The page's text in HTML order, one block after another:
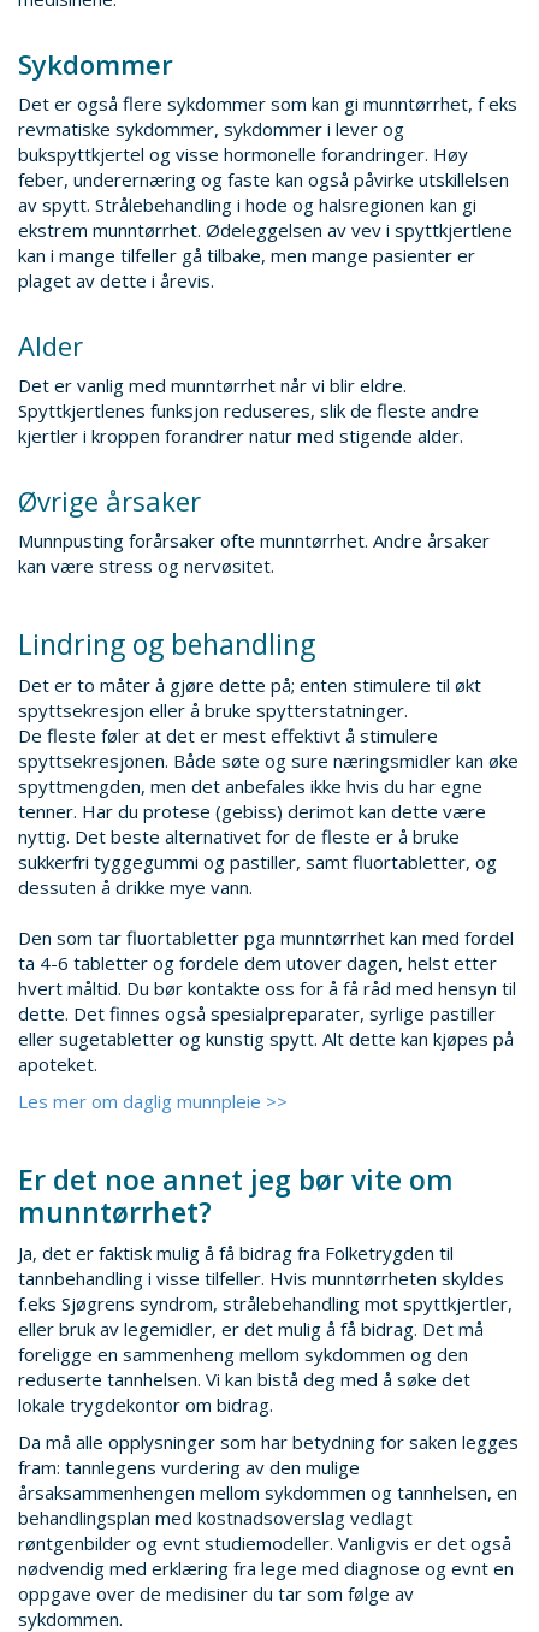
Sykdommer
Det er også flere sykdommer som kan gi munntørrhet, f eks
revmatiske sykdommer, sykdommer i lever og
bukspyttkjertel og visse hormonelle forandringer. Høy
feber, underernæring og faste kan også påvirke utskillelsen
av spytt. Strålebehandling i hode og halsregionen kan gi
ekstrem munntørrhet. Ødeleggelsen av vev i spyttkjertlene
kan i mange tilfeller gå tilbake, men mange pasienter er
plaget av dette i årevis.
Alder
Det er vanlig med munntørrhet når vi blir eldre.
Spyttkjertlenes funksjon reduseres, slik de fleste andre
kjertler i kroppen forandrer natur med stigende alder.
Øvrige årsaker
Munnpusting forårsaker ofte munntørrhet. Andre årsaker
kan være stress og nervøsitet.
Lindring og behandling
Det er to måter å gjøre dette på; enten stimulere til økt
spyttsekresjon eller å bruke spytterstatninger.
De fleste føler at det er mest effektivt å stimulere
spyttsekresjonen. Både søte og sure næringsmidler kan øke
spyttmengden, men det anbefales ikke hvis du har egne
tenner. Har du protese (gebiss) derimot kan dette være
nyttig. Det beste alternativet for de fleste er å bruke
sukkerfri tyggegummi og pastiller, samt fluortabletter, og
dessuten å drikke mye vann.
Den som tar fluortabletter pga munntørrhet kan med fordel
ta 4-6 tabletter og fordele dem utover dagen, helst etter
hvert måltid. Du bør kontakte oss for å få råd med hensyn til
dette. Det finnes også spesialpreparater, syrlige pastiller
eller sugetabletter og kunstig spytt. Alt dette kan kjøpes på
apoteket.
Les mer om daglig munnpleie >>
Er det noe annet jeg bør vite om
munntørrhet?
Ja, det er faktisk mulig å få bidrag fra Folketrygden til
tannbehandling i visse tilfeller. Hvis munntørrheten skyldes
f.eks Sjøgrens syndrom, strålebehandling mot spyttkjertler,
eller bruk av legemidler, er det mulig å få bidrag. Det må
foreligge en sammenheng mellom sykdommen og den
reduserte tannhelsen. Vi kan bistå deg med å søke det
lokale trygdekontor om bidrag.
Da må alle opplysninger som har betydning for saken legges
fram: tannlegens vurdering av den mulige
årsaksammenhengen mellom sykdommen og tannhelsen, en
behandlingsplan med kostnadsoverslag vedlagt
røntgenbilder og evnt studiemodeller. Vanligvis er det også
nødvendig med erklæring fra lege med diagnose og evnt en
oppgave over de medisiner du tar som følge av
sykdommen.